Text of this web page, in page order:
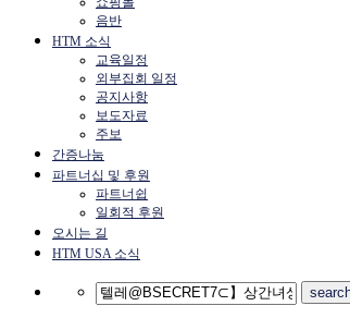
음반
HTM 소식
교육일정
외부집회 일정
공지사항
보도자료
주보
간증나눔
파트너십 및 후원
파트너쉽
일회적 후원
오시는 길
HTM USA 소식